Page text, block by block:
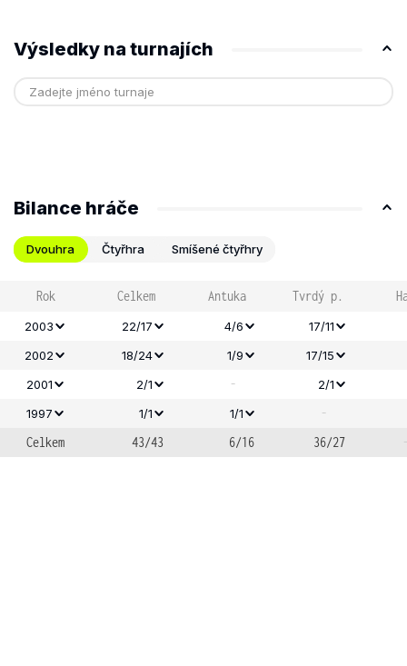
Výsledky na turnajích
Bilance hráče
Dvouhra Čtyřhra Smíšené čtyřhry
Rok Celkem Antuka Tvrdý p.
2003 22/17 4/6
17/11
2002
18/24 1/9
17/15
2001
2/1 -
2/1
1997
1/1 1/1
-
Celkem
43/43 6/16 36/27